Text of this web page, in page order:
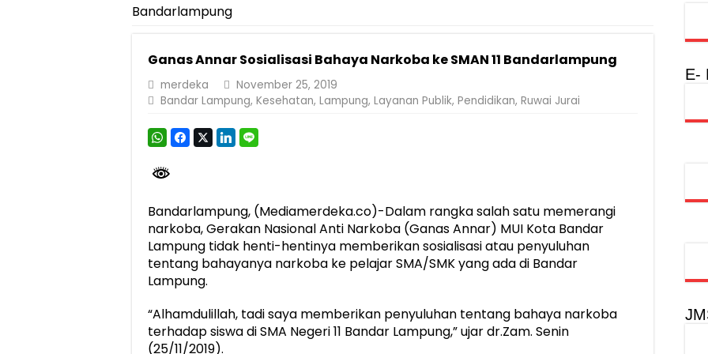
Dirut Jasa Raharja Dampingi Wamenhub Tinjau Penanganan Korban KM Mutiara Sentosa II di RS PHC Surabaya
Gelar Audiensi, Jasa Raharja dan Kementerian PANRB Perkuat Koordinasi Tingkatkan Kepatuhan PKB dan
Berkontribusi terhadap Keselamatan dan Mobilitas Masyarakat, Jasa Raharja Raih Penghargaan di Ajang
Pengesahan Raperda APBD 2025 Jadi Langkah Penguatan Akuntabilitas dan Pembangunan Lampung
Ketua PMI Provinsi Lampung Lantik Pengurus PMI Lampung Selatan Masa Bakti 2026-2031, Tekankan
Bandarlampung
Ganas Annar Sosialisasi Bahaya Narkoba ke SMAN 11 Bandarlampung
merdeka
November 25, 2019
Bandar Lampung, Kesehatan, Lampung, Layanan Publik, Pendidikan, Ruwai Jurai
Bandarlampung, (Mediamerdeka.co)-Dalam rangka salah satu memerangi
narkoba, Gerakan Nasional Anti Narkoba (Ganas Annar) MUI Kota Bandar
Lampung tidak henti-hentinya memberikan sosialisasi atau penyuluhan
tentang bahayanya narkoba ke pelajar SMA/SMK yang ada di Bandar
Lampung.
“Alhamdulillah, tadi saya memberikan penyuluhan tentang bahaya narkoba
terhadap siswa di SMA Negeri 11 Bandar Lampung,” ujar dr.Zam. Senin
(25/11/2019).
E-